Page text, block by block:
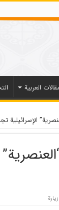
العربیة
الإسرائيلية